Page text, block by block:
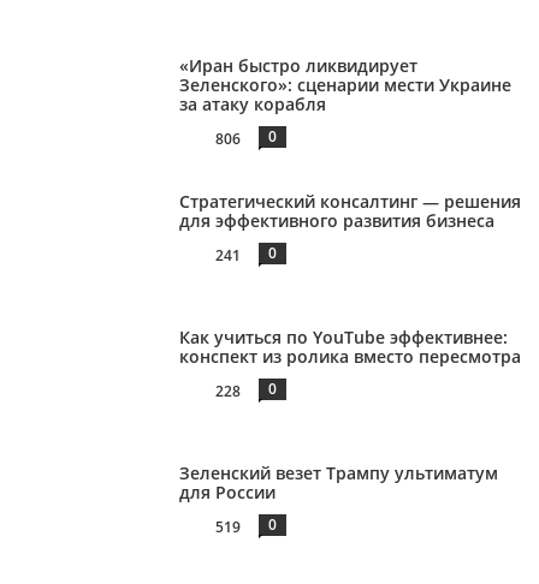
«Иран быстро ликвидирует
Зеленского»: сценарии мести Украине
за атаку корабля
806 0
Стратегический консалтинг — решения
для эффективного развития бизнеса
241 0
Как учиться по YouTube эффективнее:
конспект из ролика вместо пересмотра
228 0
Зеленский везет Трампу ультиматум
для России
519 0